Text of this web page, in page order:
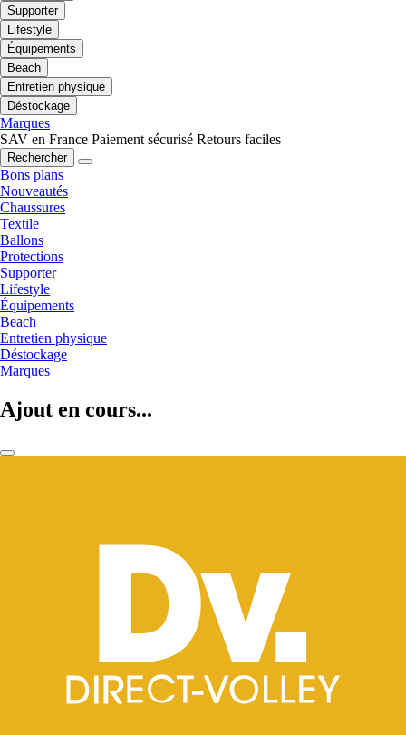
Supporter
Lifestyle
Équipements
Beach
Entretien physique
Déstockage
Marques
SAV en France Paiement sécurisé Retours faciles
Rechercher
Bons plans
Nouveautés
Chaussures
Textile
Ballons
Protections
Supporter
Lifestyle
Équipements
Beach
Entretien physique
Déstockage
Marques
Ajout en cours...